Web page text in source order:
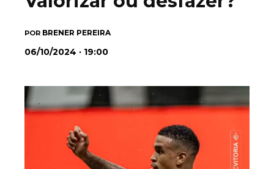
POR BRENER PEREIRA
06/10/2024 · 19:00